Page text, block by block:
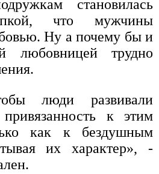
становилась
что мужчины
Ну а почему бы и
трудно
люди развивали
к этим
как к бездушным
их характер», -